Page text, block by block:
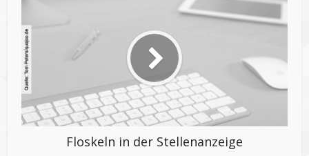
Floskeln in der Stellenanzeige